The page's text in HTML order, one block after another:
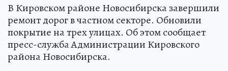
В Кировском районе Новосибирска завершили
ремонт дорог в частном секторе. Обновили
покрытие на трех улицах. Об этом сообщает
пресс-служба Администрации Кировского
района Новосибирска.